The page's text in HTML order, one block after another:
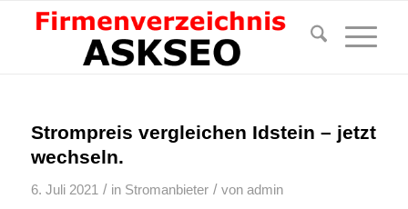
Strompreis vergleichen Idstein – jetzt
wechseln.
6. Juli 2021 / in Stromanbieter / von admin